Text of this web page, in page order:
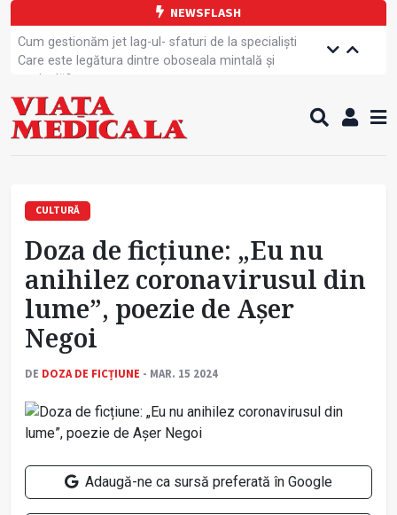
NEWSFLASH
Cum gestionăm jet lag-ul- sfaturi de la specialiști
Care este legătura dintre oboseala mintală și
caniculă?
Campanie de prevenție dedicată sportivelor
Un nou studiu pentru testarea unui vaccin împotriva
tulpinei Bundibugyo a virusului Ebola
sănătate
Demersuri pentru acces transfrontalier la date
Contractul cadru ar putea fi modificat
Comercializarea unor medicamente, blocată
temporar
CULTURĂ
Doza de ficțiune: „Eu nu
anihilez coronavirusul din
lume”, poezie de Așer
Negoi
DE DOZA DE FICȚIUNE - MAR. 15 2024
Adaugă-ne ca sursă preferată în Google